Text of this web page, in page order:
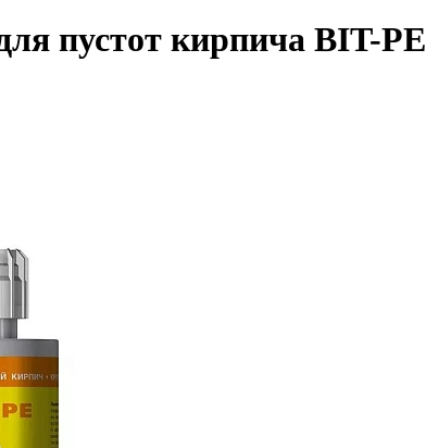
пустот кирпича BIT-PE